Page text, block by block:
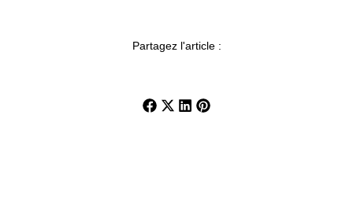
Partagez l'article :